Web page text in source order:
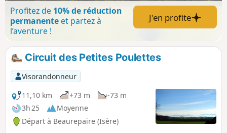
Profitez de 10% de réduction
permanenteet partez à
l’aventure !
J'en profite
Circuit des Petites Poulettes
Visorandonneur
11,10 km
+73 m
-73 m
3h 25
Moyenne
Départ à Beaurepaire (Isère)